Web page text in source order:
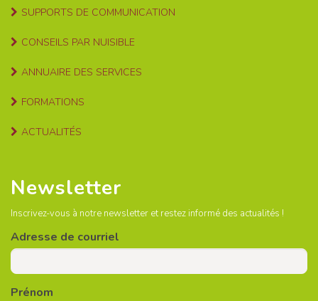
SUPPORTS DE COMMUNICATION
CONSEILS PAR NUISIBLE
ANNUAIRE DES SERVICES
FORMATIONS
ACTUALITÉS
Newsletter
Inscrivez-vous à notre newsletter et restez informé des actualités !
Adresse de courriel
Prénom